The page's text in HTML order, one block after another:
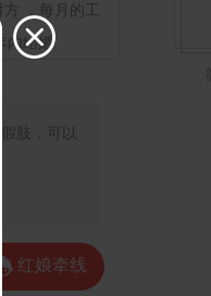
，每月的工
内结婚
肢，可以
 红娘牵线
